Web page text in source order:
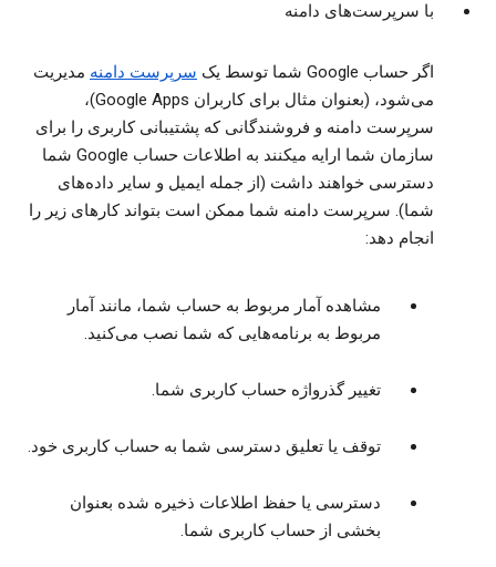
با سرپرست‌های دامنه
اگر حساب Google شما توسط یک سرپرست دامنه مدیریت
می‌شود، (بعنوان مثال برای کاربران Google Apps)،
سرپرست دامنه و فروشندگانی که پشتیبانی کاربری را برای
سازمان شما ارایه میکنند به اطلاعات حساب Google شما
دسترسی خواهند داشت (از جمله ایمیل و سایر داده‌های
شما). سرپرست دامنه شما ممکن است بتواند کارهای زیر را
انجام دهد:
مشاهده آمار مربوط به حساب شما، مانند آمار
مربوط به برنامه‌هایی که شما نصب می‌کنید.
تغییر گذرواژه حساب کاربری شما.
توقف یا تعلیق دسترسی شما به حساب کاربری خود.
دسترسی یا حفظ اطلاعات ذخیره شده بعنوان
بخشی از حساب کاربری شما.